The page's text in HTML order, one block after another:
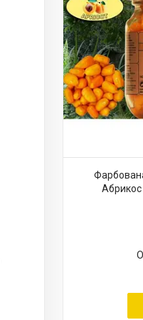
Абрикос